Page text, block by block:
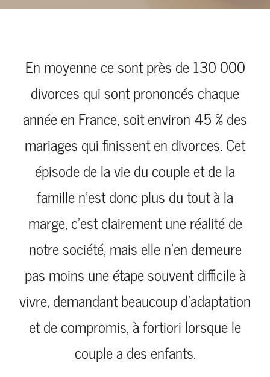
En moyenne ce sont près de 130 000
divorces qui sont prononcés chaque
année en France, soit environ 45 % des
mariages qui finissent en divorces. Cet
épisode de la vie du couple et de la
famille n’est donc plus du tout à la
marge, c’est clairement une réalité de
notre société, mais elle n’en demeure
pas moins une étape souvent difficile à
vivre, demandant beaucoup d’adaptation
et de compromis, à fortiori lorsque le
couple a des enfants.